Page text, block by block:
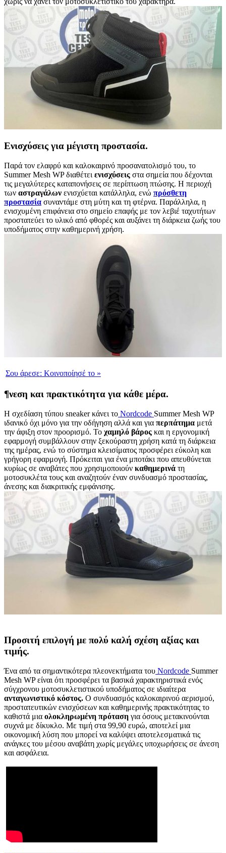
Ενισχύσεις για μέγιστη προστασία.
Παρά τον ελαφρύ και καλοκαιρινό προσανατολισμό του, το
Summer Mesh WP διαθέτει ενισχύσεις στα σημεία που δέχονται
τις μεγαλύτερες καταπονήσεις σε περίπτωση πτώσης. Η περιοχή
των αστραγάλων ενισχύεται κατάλληλα, ενώ πρόσθετη
προστασία συναντάμε στη μύτη και τη φτέρνα. Παράλληλα, η
ενισχυμένη επιφάνεια στο σημείο επαφής με τον λεβιέ ταχυτήτων
προστατεύει το υλικό από φθορές και αυξάνει τη διάρκεια ζωής του
υποδήματος στην καθημερινή χρήση.
Σου άρεσε: Κοινοποίησέ το »
¶νεση και πρακτικότητα για κάθε μέρα.
Η σχεδίαση τύπου sneaker κάνει το Nordcode Summer Mesh WP
ιδανικό όχι μόνο για την οδήγηση αλλά και για περπάτημα μετά
την άφιξη στον προορισμό. Το χαμηλό βάρος και η εργονομική
εφαρμογή συμβάλλουν στην ξεκούραστη χρήση κατά τη διάρκεια
της ημέρας, ενώ το σύστημα κλεισίματος προσφέρει εύκολη και
γρήγορη εφαρμογή. Πρόκειται για ένα μποτάκι που απευθύνεται
κυρίως σε αναβάτες που χρησιμοποιούν καθημερινά τη
μοτοσυκλέτα τους και αναζητούν έναν συνδυασμό προστασίας,
άνεσης και διακριτικής εμφάνισης.
Προσιτή επιλογή με πολύ καλή σχέση αξίας και
τιμής.
Ένα από τα σημαντικότερα πλεονεκτήματα του Nordcode Summer
Mesh WP είναι ότι προσφέρει τα βασικά χαρακτηριστικά ενός
σύγχρονου μοτοσυκλετιστικού υποδήματος σε ιδιαίτερα
ανταγωνιστικό κόστος. Ο συνδυασμός καλοκαιρινού αερισμού,
προστατευτικών ενισχύσεων και καθημερινής πρακτικότητας το
καθιστά μια ολοκληρωμένη πρόταση για όσους μετακινούνται
συχνά με δίκυκλο. Με τιμή στα 99,90 ευρώ, αποτελεί μια
οικονομική λύση που μπορεί να καλύψει αποτελεσματικά τις
ανάγκες του μέσου αναβάτη χωρίς μεγάλες υποχωρήσεις σε άνεση
και ασφάλεια.